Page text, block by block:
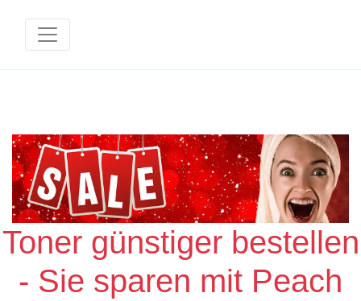
Toner günstiger bestellen
- Sie sparen mit Peach